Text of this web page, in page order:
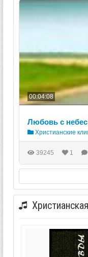
00:04:08
Любовь с небес
Христианские
39245 1